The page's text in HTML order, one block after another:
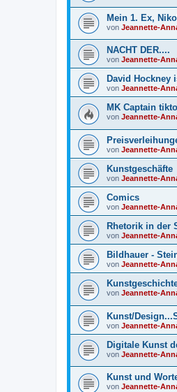
Mein 1. Ex,
von Jeannette-
NACHT DER....
von Jeannette-
David Hockney
von Jeannette-
MK Captain
von Jeannette-
von Jeannette-
Kunstgeschäfte
von Jeannette-
Comics
von Jeannette-
Rhetorik in der
von Jeannette-
Bildhauer -
von Jeannette-
von Jeannette-
Kunst/
von Jeannette-
Digitale Kunst
von Jeannette-
Kunst und
von Jeannette-